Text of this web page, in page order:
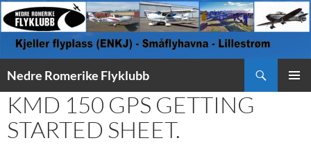
Nedre Romerike Flyklubb
TIL
INNHOLD
KMD 150 GPS GETTING
STARTED SHEET.